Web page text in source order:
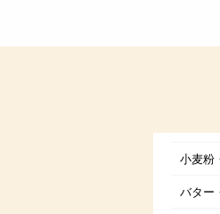
小麦粉
バター